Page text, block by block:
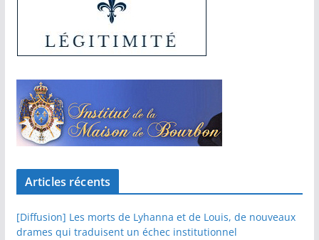
Articles récents
[Diffusion] Les morts de Lyhanna et de Louis, de nouveaux
drames qui traduisent un échec institutionnel